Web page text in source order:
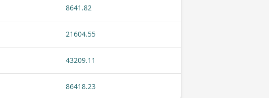
8641.82
21604.55
43209.11
86418.23